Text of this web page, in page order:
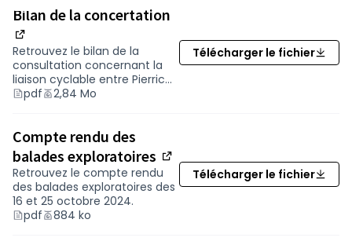
Lieux et horaires d'ouverture :
Mairie de Pierric, 1 place de la Mairie, 44290
Pierric
Du lundi au samedi de 9h à 12h
Mairie de Derval
Le lundi de 9h à 12h et de 13h30 à 18h, le mardi
de 9h à 12h et de 14h30 à 18h, et du mercredi
au vendredi de 9h à 12h et de 13h30 à 18h
Centre socioculturel la Barakatous, 12 rue
de Redon, 44590 Derval
Le mercredi et le samedi de 9h30 à 12h30
Bilan de la concertation
(Nouvelle fenêtre)
Retrouvez le bilan de la
consultation concernant la
liaison cyclable entre Pierric
et Derval
pdf 2,84 Mo
Télécharger le fichier
Compte rendu des
balades exploratoires
(Nouvelle fenêtre)
Retrouvez le compte rendu
des balades exploratoires des
16 et 25 octobre 2024.
pdf
884 ko
Télécharger le fichier